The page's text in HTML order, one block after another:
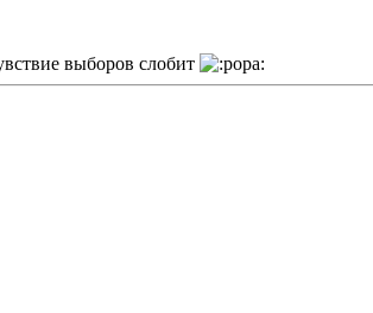
выборов слобит